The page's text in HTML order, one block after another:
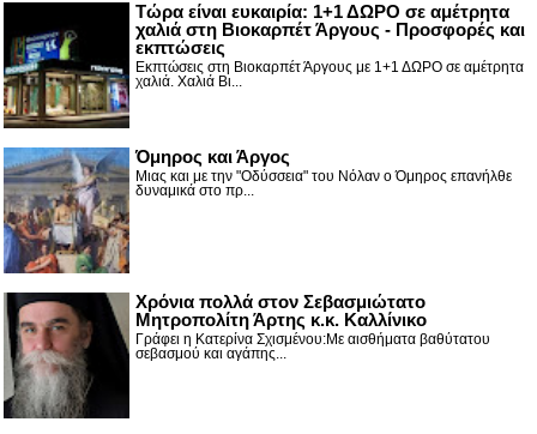
Τώρα είναι ευκαιρία: 1+1 ΔΩΡΟ σε αμέτρητα
χαλιά στη Βιοκαρπέτ Άργους - Προσφορές και
εκπτώσεις
Εκπτώσεις στη Βιοκαρπέτ Άργους με 1+1 ΔΩΡΟ σε αμέτρητα
χαλιά. Χαλιά Βι...
Όμηρος και Άργος
Μιας και με την "Οδύσσεια" του Νόλαν ο Όμηρος επανήλθε
δυναμικά στο πρ...
Χρόνια πολλά στον Σεβασμιώτατο
Μητροπολίτη Άρτης κ.κ. Καλλίνικο
Γράφει η Κατερίνα Σχισμένου:Με αισθήματα βαθύτατου
σεβασμού και αγάπης...